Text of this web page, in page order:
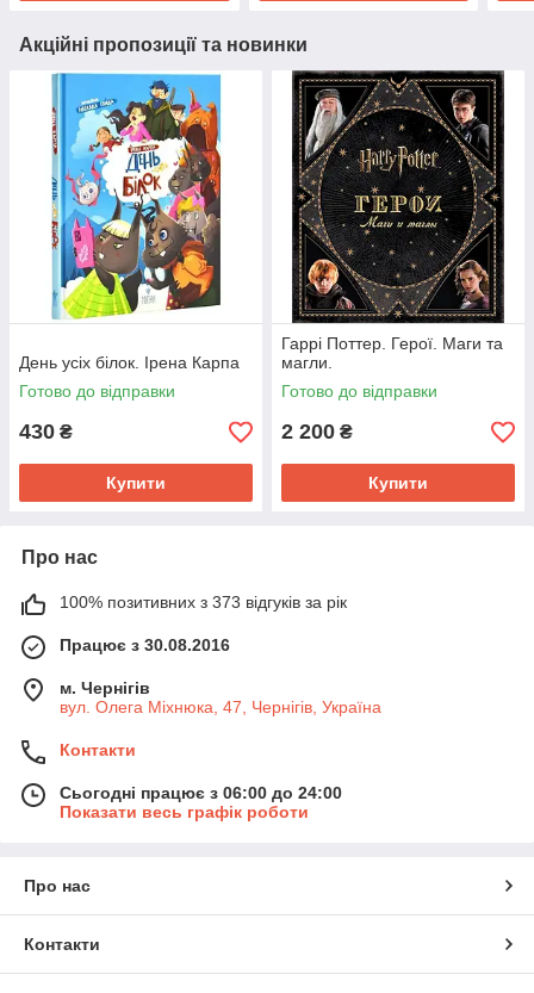
Акційні пропозиції та новинки
День усіх білок. Ірена Карпа
Готово до відправки
430 ₴
Купити
Гаррі Поттер. Герої. Маги та
магли.
Готово до відправки
2 200 ₴
Купити
Про нас
100% позитивних з 373 відгуків за рік
Працює з 30.08.2016
м. Чернігів
вул. Олега Міхнюка, 47, Чернігів, Україна
Контакти
Сьогодні працює з 06:00 до 24:00
Показати весь графік роботи
Про нас
Контакти